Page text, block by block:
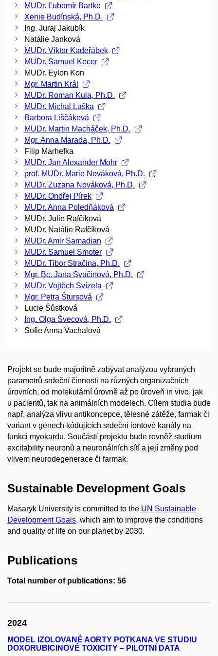
MUDr. Ľubomír Bartko
Xenie Budínská, Ph.D.
Ing. Juraj Jakubík
Natálie Janková
MUDr. Viktor Kadeřábek
MUDr. Samuel Kecer
MUDr. Eylon Kon
Mgr. Martin Král
MUDr. Roman Kula, Ph.D.
MUDr. Michal Laška
Barbora Liščáková
MUDr. Martin Macháček, Ph.D.
Mgr. Anna Marada, Ph.D.
Filip Marhefka
MUDr. Jan Alexander Mohr
prof. MUDr. Marie Nováková, Ph.D.
MUDr. Zuzana Nováková, Ph.D.
MUDr. Ondřej Pírek
MUDr. Anna Poledňáková
MUDr. Julie Rafčíková
MUDr. Natálie Rafčíková
MUDr. Amir Samadian
MUDr. Samuel Smoter
MUDr. Tibor Stračina, Ph.D.
Mgr. Bc. Jana Svačinová, Ph.D.
MUDr. Vojtěch Svízela
Mgr. Petra Štursová
Lucie Šůstková
Ing. Olga Švecová, Ph.D.
Sofie Anna Vachalová
Projekt se bude majoritně zabývat analýzou vybraných
parametrů srdeční činnosti na různých organizačních
úrovních, od molekulární úrovně až po úroveň in vivo, jak
u pacientů, tak na animálních modelech. Cílem studia bude
např. analýza vlivu antikoncepce, tělesné zátěže, farmak či
variant v genech kódujících srdeční iontové kanály na
funkci myokardu. Součástí projektu bude rovněž studium
excitability neuronů a neuronálních sítí a její změny pod
vlivem neurodegenerace či farmak.
Sustainable Development Goals
Masaryk University is committed to the UN Sustainable
Development Goals, which aim to improve the conditions
and quality of life on our planet by 2030.
Publications
Total number of publications: 56
2024
MODEL IZOLOVANÉ AORTY POTKANA VE STUDIU
DOXORUBICINOVÉ TOXICITY – PILOTNÍ DATA